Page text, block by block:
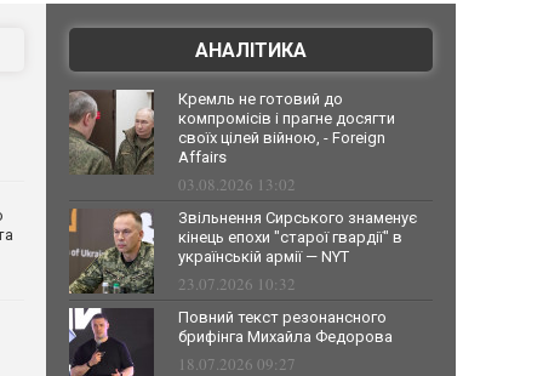
АНАЛІТИКА
Кремль не готовий до
компромісів і прагне досягти
своїх цілей війною, - Foreign
Affairs
03.08.2026 13:02
Звільнення Сирського знаменує
кінець епохи "старої гвардії" в
українській армії — NYT
23.07.2026 10:32
Повний текст резонансного
брифінга Михайла Федорова
18.07.2026 09:27